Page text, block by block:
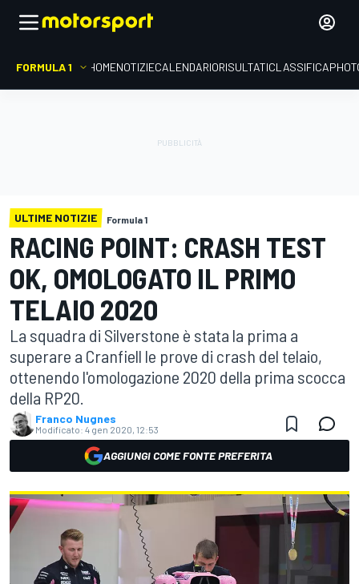
FORMULA 1 HOMENOTIZIECALENDARIORISULTATICLASSIFICA
ULTIME NOTIZIE Formula 1
RACING POINT: CRASH TEST
OK, OMOLOGATO IL PRIMO
TELAIO 2020
La squadra di Silverstone è stata la prima a
superare a Cranfiell le prove di crash del telaio,
ottenendo l'omologazione 2020 della prima scocca
della RP20.
Franco Nugnes
Modificato: 4 gen 2020, 12:53
AGGIUNGI COME FONTE PREFERITA